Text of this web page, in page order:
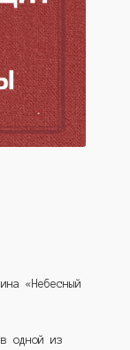
«Небесный
одной из